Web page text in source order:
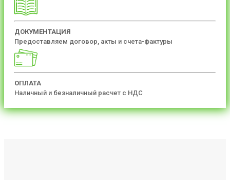
ДОКУМЕНТАЦИЯ
Предоставляем договор, акты и счета-фактуры
ОПЛАТА
Наличный и безналичный расчет с НДС